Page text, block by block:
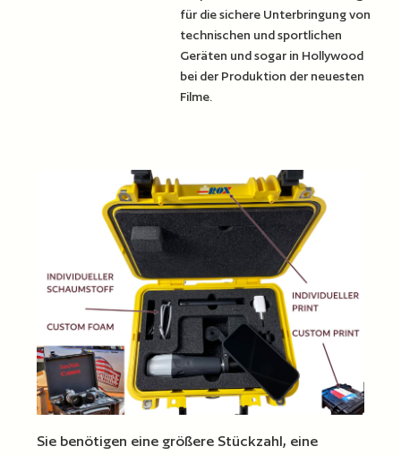
für die sichere Unterbringung von
technischen und sportlichen
Geräten und sogar in Hollywood
bei der Produktion der neuesten
Filme.
Sie benötigen eine größere Stückzahl, eine